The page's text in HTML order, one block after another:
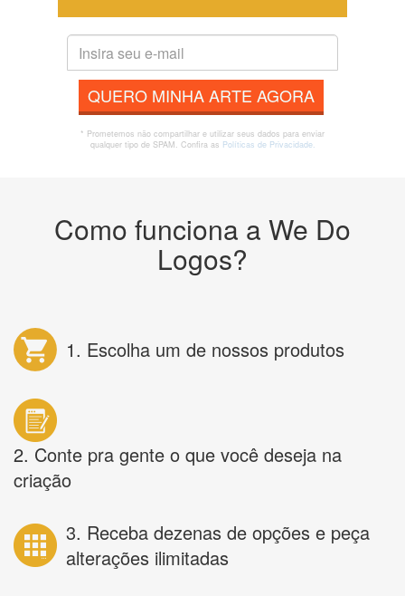
QUERO MINHA ARTE AGORA
* Prometemos não compartilhar e utilizar seus dados para enviar
qualquer tipo de SPAM. Confira as Políticas de Privacidade.
Como funciona a We Do
Logos?
1. Escolha um de nossos produtos
2. Conte pra gente o que você deseja na
criação
3. Receba dezenas de opções e peça
alterações ilimitadas